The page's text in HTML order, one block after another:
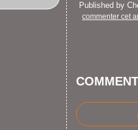
Published by
commenter cet